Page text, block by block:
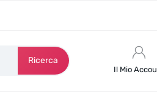
Ricerca
Il Mio